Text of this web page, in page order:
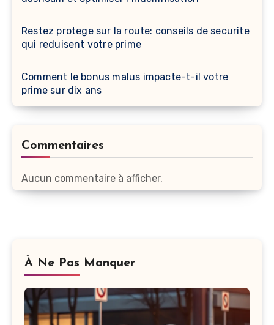
Restez protege sur la route: conseils de securite
qui reduisent votre prime
Comment le bonus malus impacte-t-il votre
prime sur dix ans
Commentaires
Aucun commentaire à afficher.
À Ne Pas Manquer